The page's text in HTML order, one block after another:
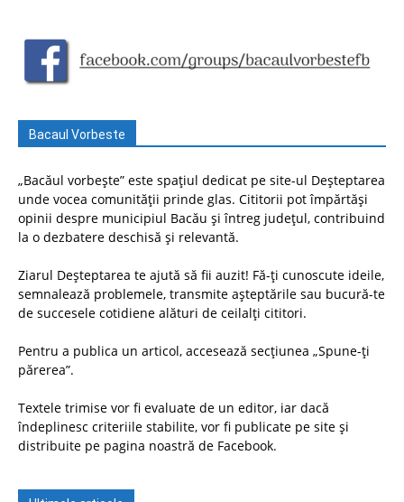
Bacaul Vorbeste
„Bacăul vorbește” este spațiul dedicat pe site-ul Deșteptarea
unde vocea comunității prinde glas. Cititorii pot împărtăși
opinii despre municipiul Bacău și întreg județul, contribuind
la o dezbatere deschisă și relevantă.
Ziarul Deșteptarea te ajută să fii auzit! Fă-ți cunoscute ideile,
semnalează problemele, transmite așteptările sau bucură-te
de succesele cotidiene alături de ceilalți cititori.
Pentru a publica un articol, accesează secțiunea „Spune-ți
părerea”.
Textele trimise vor fi evaluate de un editor, iar dacă
îndeplinesc criteriile stabilite, vor fi publicate pe site și
distribuite pe pagina noastră de Facebook.